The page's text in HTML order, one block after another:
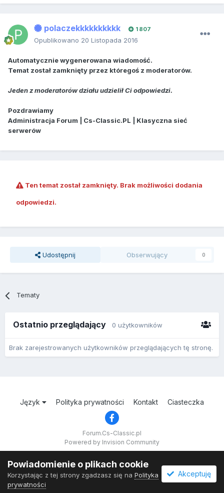
polaczekkkkkkkkkk 1 807
Opublikowano 20 Listopada 2016
Automatycznie wygenerowana wiadomość.
Temat został zamknięty przez któregoś z moderatorów.
Jeden z moderatorów działu udzielił Ci odpowiedzi.
Pozdrawiamy
Administracja Forum | Cs-Classic.PL | Klasyczna sieć
serwerów
Ten temat został zamknięty. Brak możliwości dodania
odpowiedzi.
Udostępnij Obserwujący 0
Tematy
Ostatnio przeglądający 0 użytkowników
Brak zarejestrowanych użytkowników przeglądających tę stronę.
Język Polityka prywatności Kontakt Ciasteczka
Forum.Cs-Classic.pl
Powered by Invision Community
Powiadomienie o plikach cookie
Korzystając z tej strony zgadzasz się na Polityka
prywatności
Akceptuję